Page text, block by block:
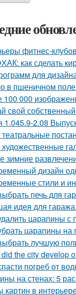
фитнес-
как сделать
для
в пшеничном
100 000
свой
1.045.9-2.08
театральные
художественные
зимние
дизайн
стили и
печь для
идея для
царапины с
царапины
лучшую
the city develop
погреб от
на стенах: 5
картин в